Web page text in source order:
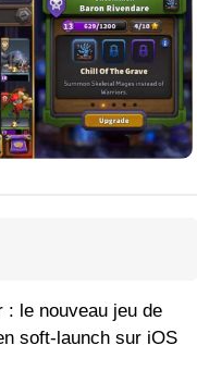
: le nouveau jeu de
soft-launch sur iOS